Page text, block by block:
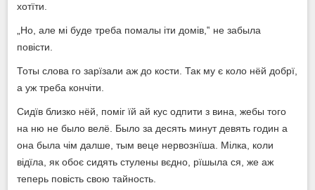
хотїти.
„Но, але мі буде треба помалы іти домів,‟ не забыла
повісти.
Тоты слова го зарїзали аж до кости. Так му є коло нёй добрї,
а уж треба кончіти.
Сидїв близко нёй, поміг їй ай кус одпити з вина, жебы того
на ню не было велё. Было за десять минут девять годин а
она была чім далше, тым веце нервознїша. Мілка, коли
відїла, як обоє сидять стулены вєдно, рїшыла ся, же аж
теперь повість свою тайность.